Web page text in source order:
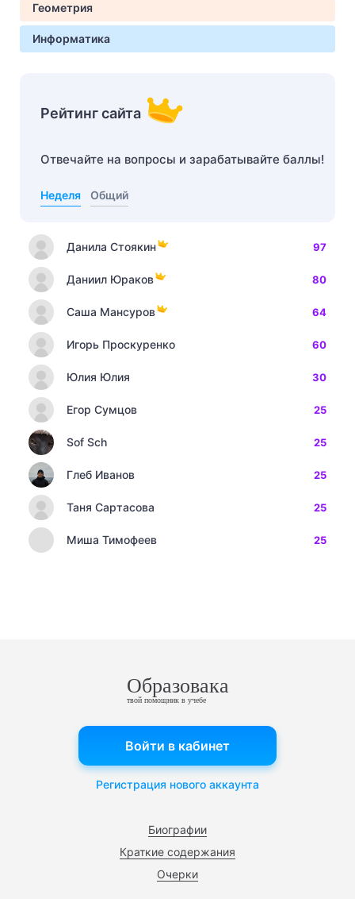
Геометрия
Информатика
Рейтинг сайта
Отвечайте на вопросы и зарабатывайте баллы!
Неделя Общий
Данила Стоякин 97
Даниил Юраков 80
Саша Мансуров 64
Игорь Проскуренко 60
Юлия Юлия 30
Егор Сумцов 25
Sof Sch 25
Глеб Иванов 25
Таня Сартасова 25
Миша Тимофеев 25
Образовака
твой помощник в учебе
Биографии
Краткие содержания
Очерки
Войти в кабинет
Регистрация нового аккаунта